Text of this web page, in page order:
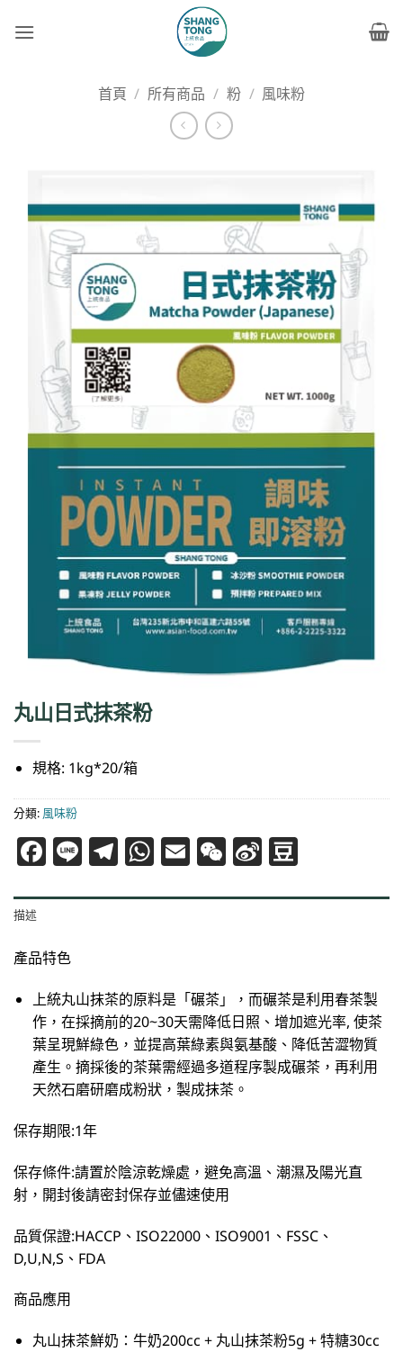
首頁 / 所有商品 / 粉 / 風味粉
丸山日式抹茶粉
規格: 1kg*20/箱
分類: 風味粉
Facebook
LineTelegram
WhatsApp
EmailWeChat
Sina
描述
產品特色
上統丸山抹茶的原料是「碾茶」，而碾茶是利用春茶製
作，在採摘前的20~30天需降低日照、增加遮光率, 使茶
葉呈現鮮綠色，並提高葉綠素與氨基酸、降低苦澀物質
產生。摘採後的茶葉需經過多道程序製成碾茶，再利用
天然石磨研磨成粉狀，製成抹茶。
保存期限:1年
保存條件:請置於陰涼乾燥處，避免高溫、潮濕及陽光直
射，開封後請密封保存並儘速使用
品質保證:HACCP、ISO22000、ISO9001、FSSC、
D,U,N,S、FDA
商品應用
丸山抹茶鮮奶：牛奶200cc + 丸山抹茶粉5g + 特糖30cc